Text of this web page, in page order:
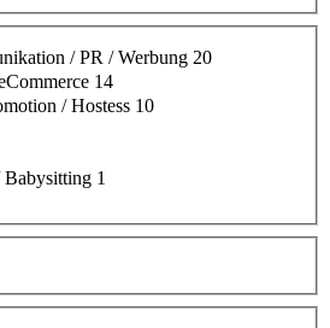
/ PR / Werbung 20
14
/ Hostess 10
Babysitting 1